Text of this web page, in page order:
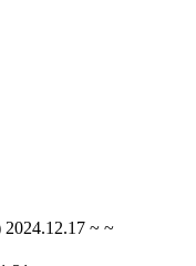
2024.12.17 ~ ~